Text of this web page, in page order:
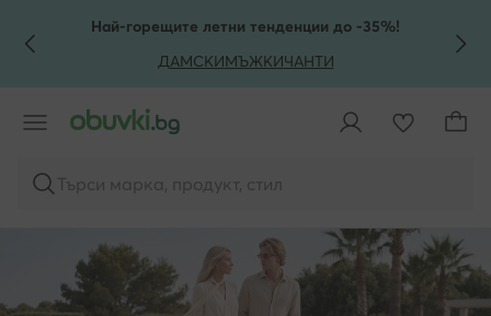
КЪМ ОСНОВНОТО СЪДЪРЖАНИЕ
КЪМ ТЪРСЕНЕНай-горещите летни тенденции до -35%!
ДАМСКИМЪЖКИЧАНТИ
Търси марка, продукт, стил